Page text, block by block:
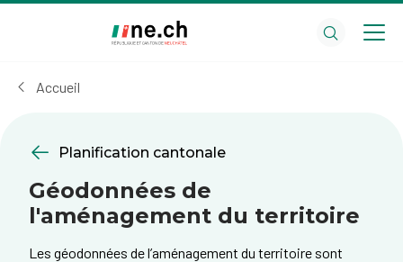
cookies
Accueil
Planification cantonale
Géodonnées de
l'aménagement du territoire
Les géodonnées de l’aménagement du territoire sont